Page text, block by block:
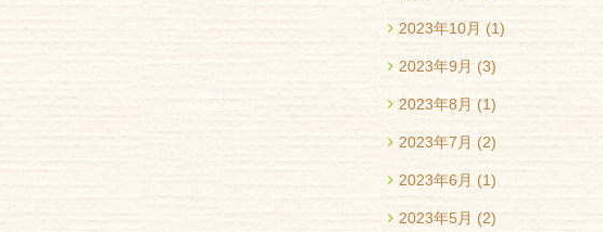
2023年10月 (1)
2023年9月 (3)
2023年8月 (1)
2023年7月 (2)
2023年6月 (1)
2023年5月 (2)